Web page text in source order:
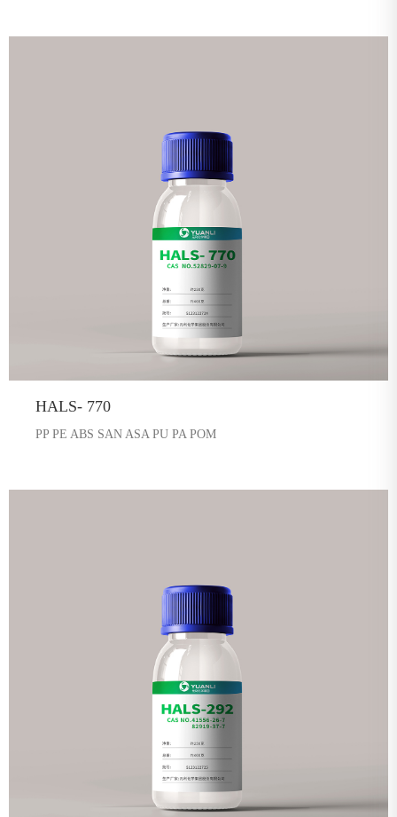
HALS- 770
PP PE ABS SAN ASA PU PA POM